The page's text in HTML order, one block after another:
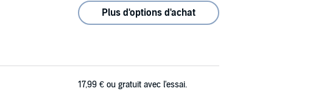
Plus d'options d'achat
17,99 € ou gratuit avec l'essai.